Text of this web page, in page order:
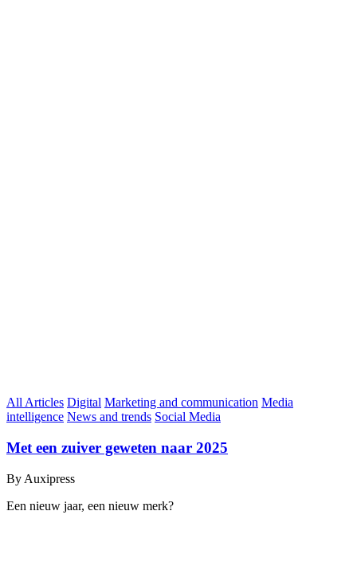
All Articles Digital Marketing and communication Media
intelligence News and trends Social Media
Met een zuiver geweten naar 2025
By Auxipress
Een nieuw jaar, een nieuw merk?